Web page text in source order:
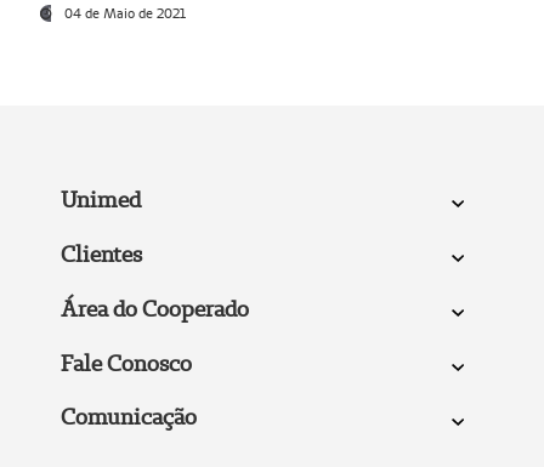
04 de Maio de 2021
Unimed
Clientes
Área do Cooperado
Fale Conosco
Comunicação